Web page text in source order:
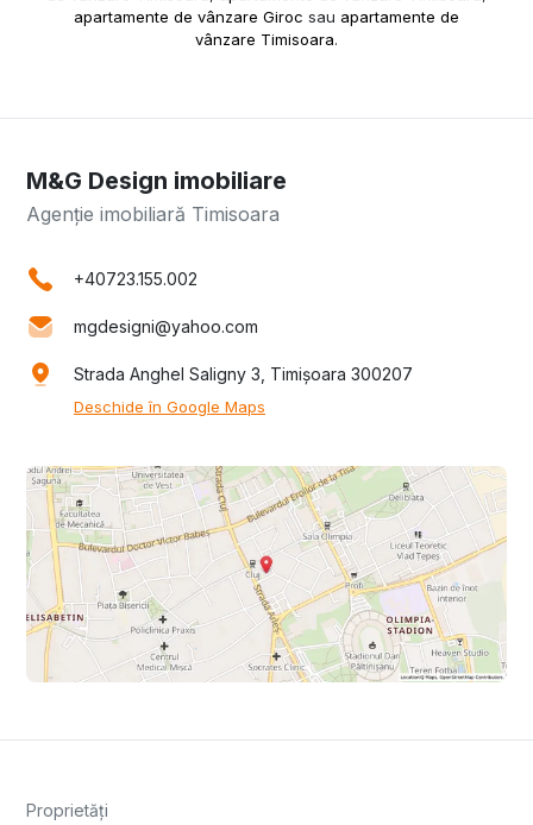
apartamente de vânzare Giroc sau apartamente de
vânzare Timisoara.
M&G Design imobiliare
Agenție imobiliară Timisoara
+40723.155.002
mgdesigni@yahoo.com
Strada Anghel Saligny 3, Timișoara 300207
Deschide în Google Maps
Proprietăți